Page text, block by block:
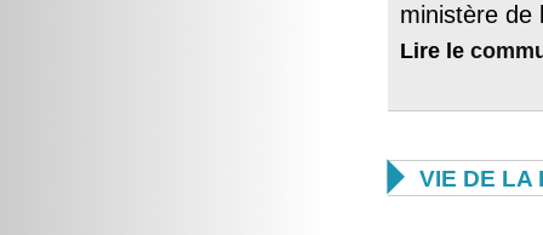
ministère de
Lire le
 VIE DE LA